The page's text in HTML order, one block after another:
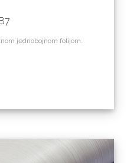
jednobojnom folijom.